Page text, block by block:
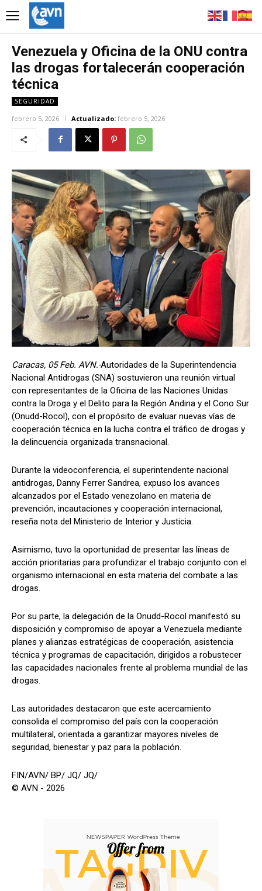
Venezuela y Oficina de la ONU contra
las drogas fortalecerán cooperación
técnica
SEGURIDAD
febrero 5, 2026 Actualizado: febrero 5, 2026
Caracas, 05 Feb. AVN.-Autoridades de la Superintendencia
Nacional Antidrogas (SNA) sostuvieron una reunión virtual
con representantes de la Oficina de las Naciones Unidas
contra la Droga y el Delito para la Región Andina y el Cono Sur
(Onudd-Rocol), con el propósito de evaluar nuevas vías de
cooperación técnica en la lucha contra el tráfico de drogas y
la delincuencia organizada transnacional.
Durante la videoconferencia, el superintendente nacional
antidrogas, Danny Ferrer Sandrea, expuso los avances
alcanzados por el Estado venezolano en materia de
prevención, incautaciones y cooperación internacional,
reseña nota del Ministerio de Interior y Justicia.
Asimismo, tuvo la oportunidad de presentar las líneas de
acción prioritarias para profundizar el trabajo conjunto con el
organismo internacional en esta materia del combate a las
drogas.
Por su parte, la delegación de la Onudd-Rocol manifestó su
disposición y compromiso de apoyar a Venezuela mediante
planes y alianzas estratégicas de cooperación, asistencia
técnica y programas de capacitación, dirigidos a robustecer
las capacidades nacionales frente al problema mundial de las
drogas.
Las autoridades destacaron que este acercamiento
consolida el compromiso del país con la cooperación
multilateral, orientada a garantizar mayores niveles de
seguridad, bienestar y paz para la población.
FIN/AVN/ BP/ JQ/ JQ/
© AVN - 2026